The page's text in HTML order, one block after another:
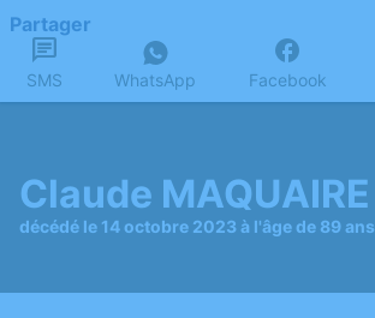
Partager
SMS WhatsApp Facebook
Claude MAQUAIRE
décédé le 14 octobre 2023 à l'âge de 89 ans